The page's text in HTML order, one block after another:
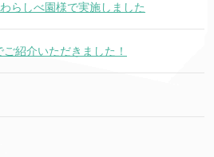
らしべ園様で実施しました
紹介いただきました！